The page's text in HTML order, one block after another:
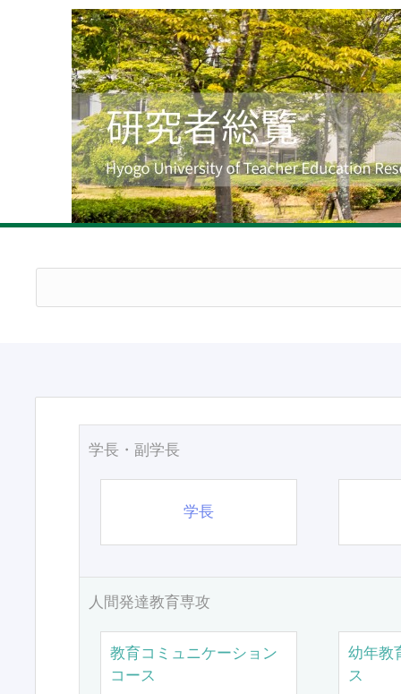
学長・副学長
学長
人間発達教育専攻
教育コミュニケーション
コース
幼年教
ス